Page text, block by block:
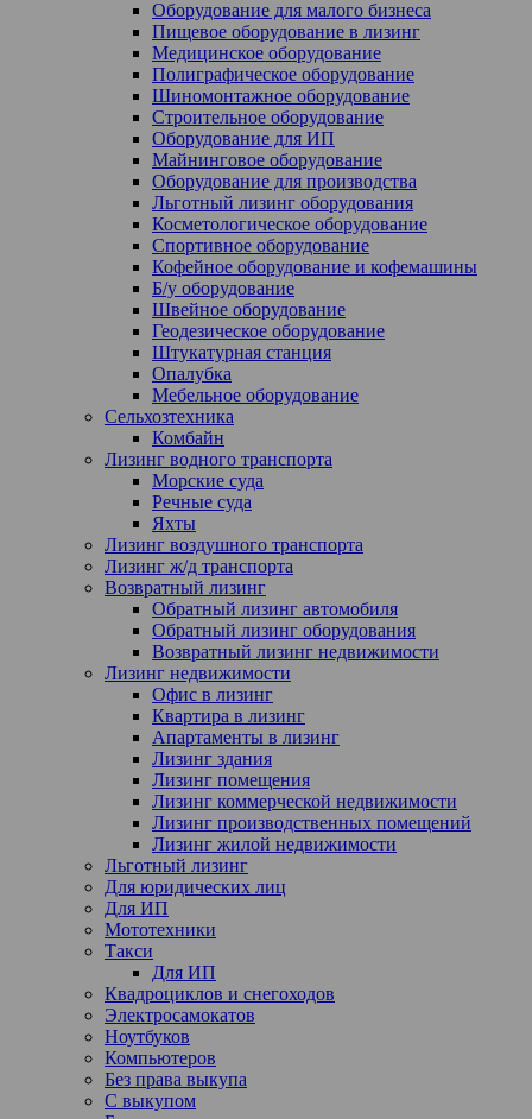
Оборудование для малого бизнеса
Пищевое оборудование в лизинг
Медицинское оборудование
Полиграфическое оборудование
Шиномонтажное оборудование
Строительное оборудование
Оборудование для ИП
Майнинговое оборудование
Оборудование для производства
Льготный лизинг оборудования
Косметологическое оборудование
Спортивное оборудование
Кофейное оборудование и кофемашины
Б/у оборудование
Швейное оборудование
Геодезическое оборудование
Штукатурная станция
Опалубка
Мебельное оборудование
Сельхозтехника
Комбайн
Лизинг водного транспорта
Морские суда
Речные суда
Яхты
Лизинг воздушного транспорта
Лизинг ж/д транспорта
Возвратный лизинг
Обратный лизинг автомобиля
Обратный лизинг оборудования
Возвратный лизинг недвижимости
Лизинг недвижимости
Офис в лизинг
Квартира в лизинг
Апартаменты в лизинг
Лизинг здания
Лизинг помещения
Лизинг коммерческой недвижимости
Лизинг производственных помещений
Лизинг жилой недвижимости
Льготный лизинг
Для юридических лиц
Для ИП
Мототехники
Такси
Для ИП
Квадроциклов и снегоходов
Электросамокатов
Ноутбуков
Компьютеров
Без права выкупа
С выкупом